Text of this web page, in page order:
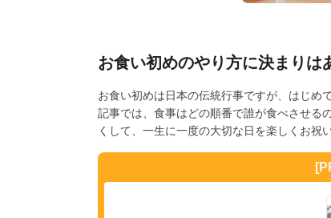
お食い初めのやり方に決まりは
お食い初めは日本の伝統行事ですが、はじめ
記事では、食事はどの順番で誰が食べさせる
くして、一生に一度の大切な日を楽しくお祝